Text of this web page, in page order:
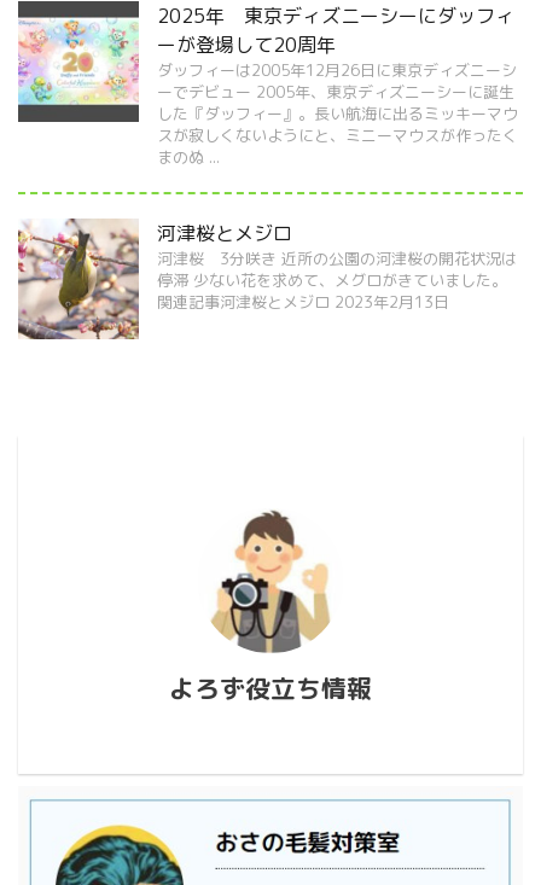
2025年 東京ディズニーシーにダッフィ
ーが登場して20周年
ダッフィーは2005年12月26日に東京ディズニーシ
ーでデビュー 2005年、東京ディズニーシーに誕生
した『ダッフィー』。長い航海に出るミッキーマウ
スが寂しくないようにと、ミニーマウスが作ったく
まのぬ ...
河津桜とメジロ
河津桜 3分咲き 近所の公園の河津桜の開花状況は
停滞 少ない花を求めて、メグロがきていました。
関連記事河津桜とメジロ 2023年2月13日
よろず役立ち情報